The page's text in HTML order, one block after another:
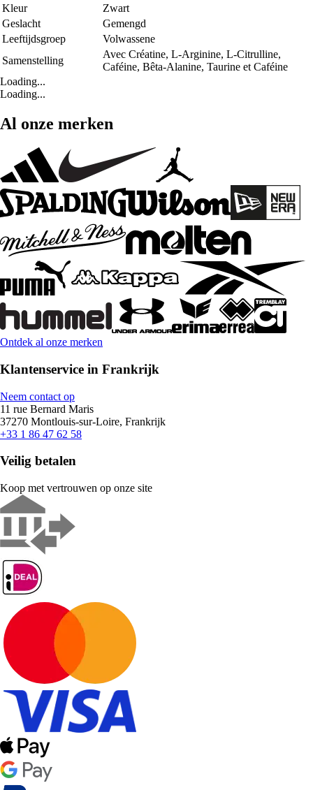
Kleur
Zwart
Geslacht
Gemengd
Leeftijdsgroep
Volwassene
Samenstelling
Avec Créatine, L-Arginine, L-Citrulline,
Caféine, Bêta-Alanine, Taurine et Caféine
Loading...
Loading...
Al onze merken
Ontdek al onze merken
Klantenservice in Frankrijk
Neem contact op
11 rue Bernard Maris
37270 Montlouis-sur-Loire, Frankrijk
+33 1 86 47 62 58
Veilig betalen
Koop met vertrouwen op onze site